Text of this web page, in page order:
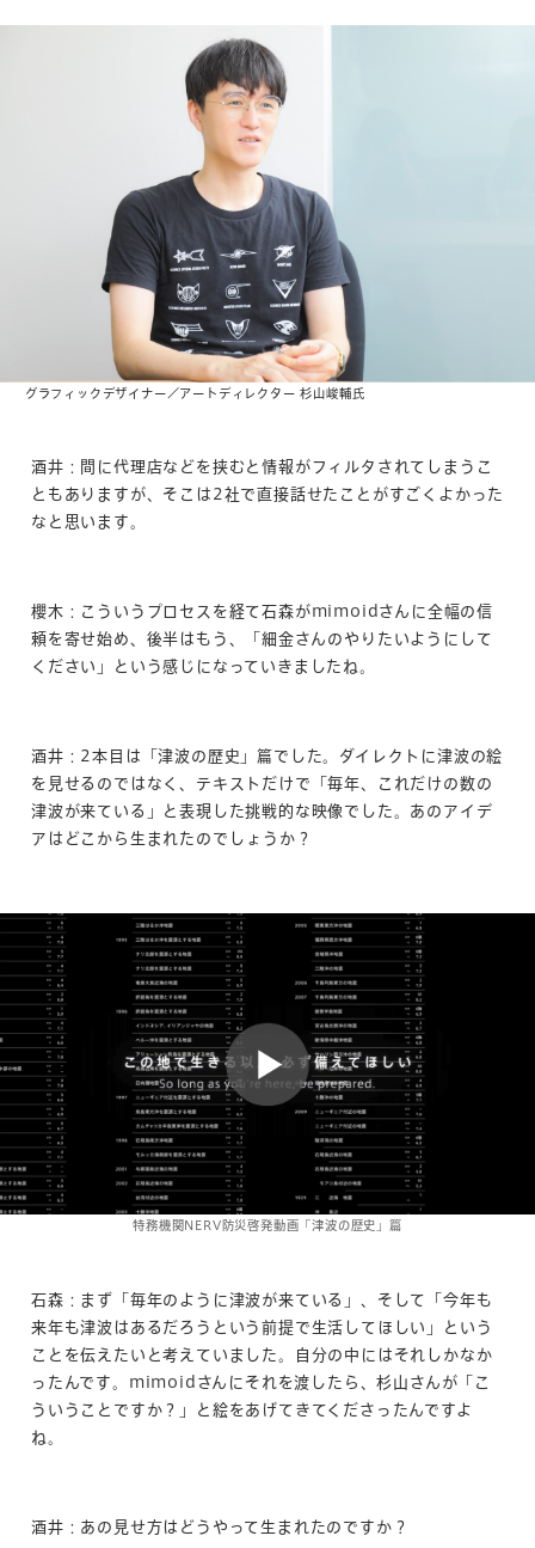
グラフィックデザイナー／アートディレクター 杉山峻輔氏
酒井：間に代理店などを挟むと情報がフィルタされてしまうこ
ともありますが、そこは2社で直接話せたことがすごくよかった
なと思います。
櫻木：こういうプロセスを経て石森がmimoidさんに全幅の信
頼を寄せ始め、後半はもう、「細金さんのやりたいようにして
ください」という感じになっていきましたね。
酒井：2本目は「津波の歴史」篇でした。ダイレクトに津波の絵
を見せるのではなく、テキストだけで「毎年、これだけの数の
津波が来ている」と表現した挑戦的な映像でした。あのアイデ
アはどこから生まれたのでしょうか？
特務機関NERV防災啓発動画「津波の歴史」篇
石森：まず「毎年のように津波が来ている」、そして「今年も
来年も津波はあるだろうという前提で生活してほしい」という
ことを伝えたいと考えていました。自分の中にはそれしかなか
ったんです。mimoidさんにそれを渡したら、杉山さんが「こ
ういうことですか？」と絵をあげてきてくださったんですよ
ね。
酒井：あの見せ方はどうやって生まれたのですか？